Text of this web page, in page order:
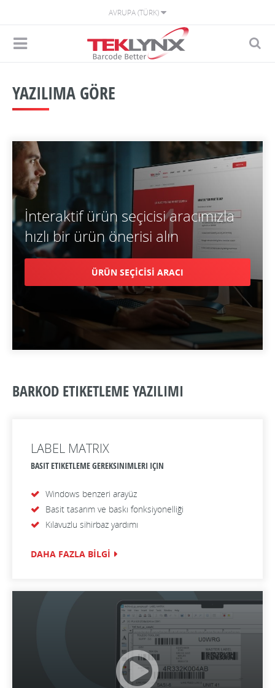
AVRUPA (TÜRK)
YAZILIMA GÖRE
İnteraktif ürün seçicisi aracımızla
hızlı bir ürün önerisi alın
ÜRÜN SEÇİCİSİ ARACI
BARKOD ETIKETLEME YAZILIMI
LABEL MATRIX
BASIT ETIKETLEME GEREKSINIMLERI IÇIN
Windows benzeri arayüz
Basit tasarım ve baskı fonksiyonelliği
Kılavuzlu sihirbaz yardımı
DAHA FAZLA BİLGİ